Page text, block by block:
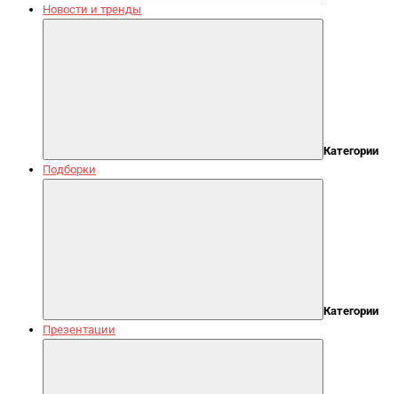
Новости и тренды
Категории
Подборки
Категории
Презентации